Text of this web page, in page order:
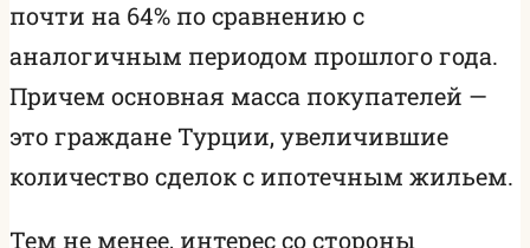
почти на 64% по сравнению с
аналогичным периодом прошлого года.
Причем основная масса покупателей —
это граждане Турции, увеличившие
количество сделок с ипотечным жильем.
Тем не менее, интерес со стороны